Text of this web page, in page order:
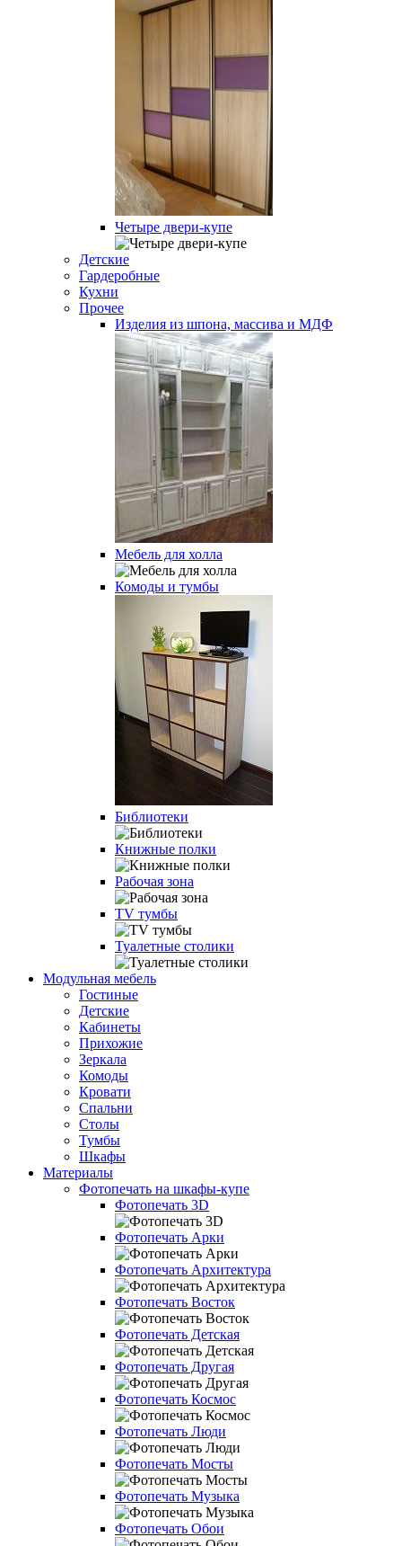
Четыре двери-купе
Детские
Гардеробные
Кухни
Прочее
Изделия из шпона, массива и МДФ
Мебель для холла
Комоды и тумбы
Библиотеки
Книжные полки
Рабочая зона
TV тумбы
Туалетные столики
Модульная мебель
Гостиные
Детские
Кабинеты
Прихожие
Зеркала
Комоды
Кровати
Спальни
Столы
Тумбы
Шкафы
Материалы
Фотопечать на шкафы-купе
Фотопечать 3D
Фотопечать Арки
Фотопечать Архитектура
Фотопечать Восток
Фотопечать Детская
Фотопечать Другая
Фотопечать Космос
Фотопечать Люди
Фотопечать Мосты
Фотопечать Музыка
Фотопечать Обои